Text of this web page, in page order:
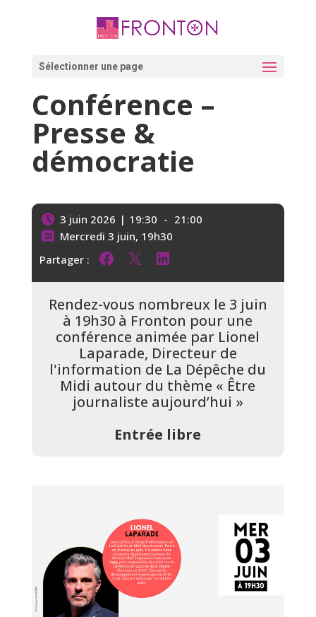
Sélectionner une page
Conférence –
Presse &
démocratie
3 juin 2026 | 19:30 - 21:00
Mercredi 3 juin, 19h30
Partager :
Partager sur Facebook
Partager sur X
Partager sur LinkedIn
Rendez-vous nombreux le 3 juin
à 19h30 à Fronton pour une
conférence animée par Lionel
Laparade, Directeur de
l'information de La Dépêche du
Midi autour du thème « Être
journaliste aujourd’hui »
Entrée libre